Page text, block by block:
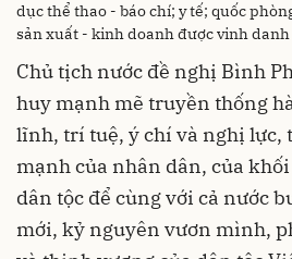
dục thể thao - báo chí; y tế; quốc
sản xuất - kinh doanh được vinh
Chủ tịch nước đề nghị Bình
huy mạnh mẽ truyền thống
lĩnh, trí tuệ, ý chí và nghị lực,
mạnh của nhân dân, của
dân tộc để cùng với cả nước
mới, kỷ nguyên vươn mình,